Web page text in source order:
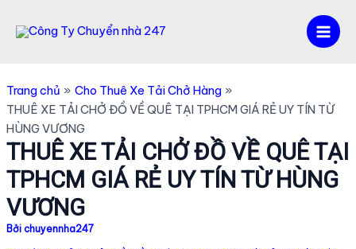
Main
Trang chủ
Cho Thuê Xe Tải Chở Hàng
THUÊ XE TẢI CHỞ ĐỒ VỀ QUÊ TẠI TPHCM GIÁ RẺ UY TÍN TỪ
HÙNG VƯƠNG
THUÊ XE TẢI CHỞ ĐỒ VỀ QUÊ TẠI
TPHCM GIÁ RẺ UY TÍN TỪ HÙNG
VƯƠNG
Bởi chuyennha247